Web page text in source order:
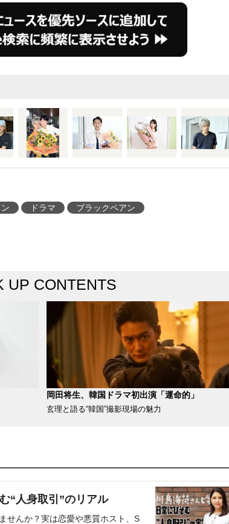
ドラマ ブラックペアン
UP CONTENTS
岡田将生、韓国ドラマ初出演「運命的」
玄理と語る“韓国”撮影現場の魅力
“人身取引”のリアル
せんか？実は恋愛や悪質ホスト、S